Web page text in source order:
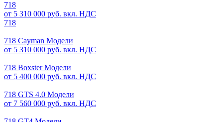
718
от 5 310 000 руб. вкл. НДС
718
718 Cayman Модели
от 5 310 000 руб. вкл. НДС
718 Boxster Модели
от 5 400 000 руб. вкл. НДС
718 GTS 4.0 Модели
от 7 560 000 руб. вкл. НДС